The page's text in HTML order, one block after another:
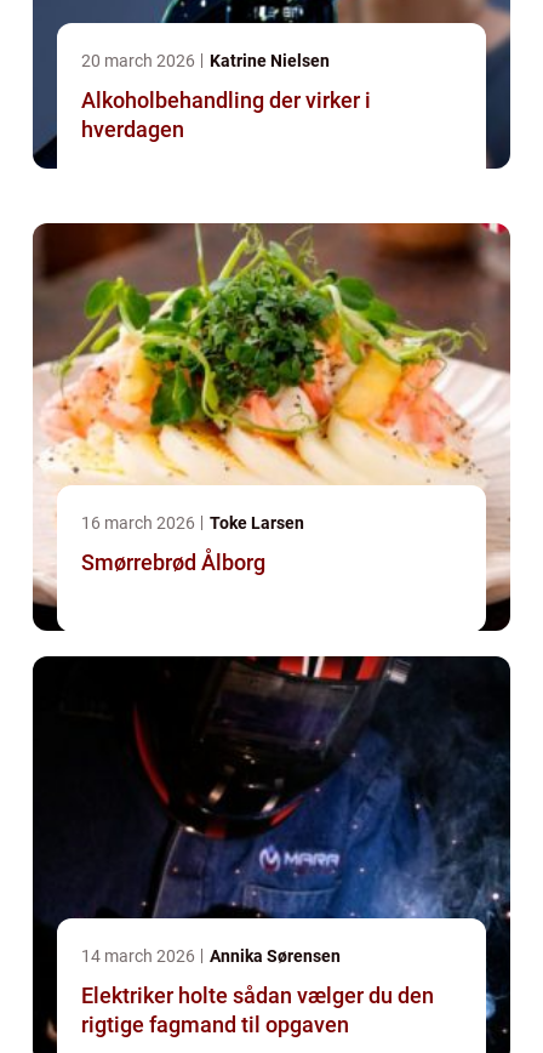
20 march 2026 Katrine Nielsen
Alkoholbehandling der virker i
hverdagen
16 march 2026 Toke Larsen
Smørrebrød Ålborg
14 march 2026 Annika Sørensen
Elektriker holte sådan vælger du den
rigtige fagmand til opgaven